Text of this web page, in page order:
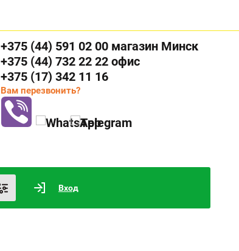
+375 (44) 591 02 00 магазин Минск
+375 (44) 732 22 22 офис
+375 (17) 342 11 16
Вам перезвонить?
Вход